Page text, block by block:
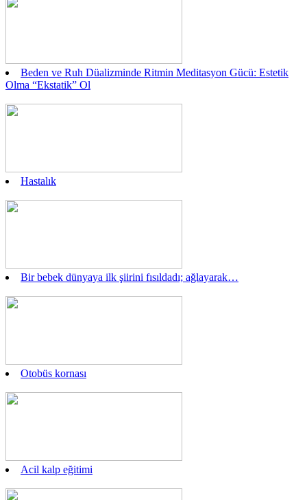
Beden ve Ruh Düalizminde Ritmin Meditasyon Gücü: Estetik
Olma “Ekstatik” Ol
Hastalık
Bir bebek dünyaya ilk şiirini fısıldadı; ağlayarak…
Otobüs kornası
Acil kalp eğitimi